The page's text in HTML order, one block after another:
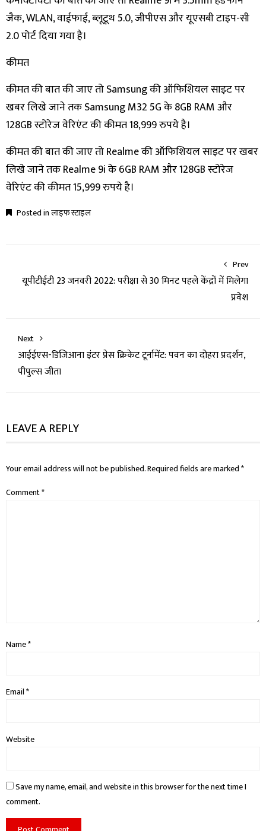
जैक, WLAN, वाईफाई, ब्लूटूथ 5.0, जीपीएस और यूएसबी टाइप-सी
2.0 पोर्ट दिया गया है।
​कीमत
कीमत की बात की जाए तो Samsung की ऑफिशियल साइट पर
खबर लिखे जाने तक Samsung M32 5G के 8GB RAM और
128GB स्टोरेज वेरिएंट की कीमत 18,999 रुपये है।
कीमत की बात की जाए तो Realme की ऑफिशियल साइट पर खबर
लिखे जाने तक Realme 9i के 6GB RAM और 128GB स्टोरेज
वेरिएंट की कीमत 15,999 रुपये है।
Posted inलाइफ स्टाइल
Prev
यूपीटीईटी 23 जनवरी 2022: परीक्षा से 30 मिनट पहले केंद्रों में मिलेगा
प्रवेश
Next
आईईएस-डिजिआना इंटर प्रेस क्रिकेट टूर्नामेंट: पवन का दोहरा प्रदर्शन,
पीपुल्स जीता
LEAVE A REPLY
Your email address will not be published.Required fields are marked*
Comment*
Name*
Email*
Website
Save my name, email, and website in this browser for the next time I
comment.